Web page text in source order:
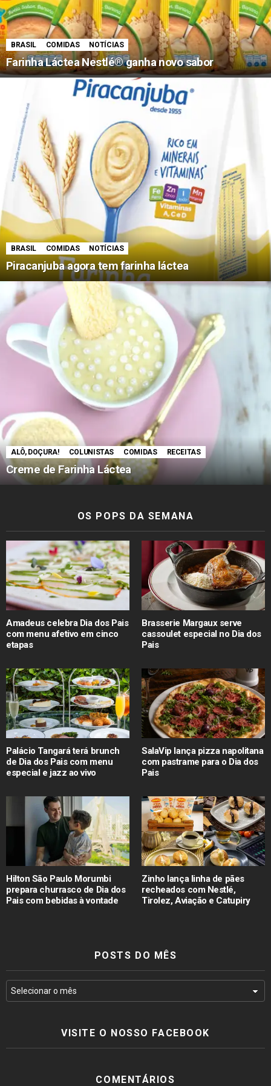
BRASIL COMIDAS NOTÍCIAS
Farinha Láctea Nestlé® ganha novo sabor
BRASIL COMIDAS NOTÍCIAS
Piracanjuba agora tem farinha láctea
ALÔ, DOÇURA! COLUNISTAS COMIDAS RECEITAS
Creme de Farinha Láctea
OS POPS DA SEMANA
Amadeus celebra Dia dos Pais
com menu afetivo em cinco
etapas
Brasserie Margaux serve
cassoulet especial no Dia dos
Pais
Palácio Tangará terá brunch
de Dia dos Pais com menu
especial e jazz ao vivo
SalaVip lança pizza napolitana
com pastrame para o Dia dos
Pais
Hilton São Paulo Morumbi
prepara churrasco de Dia dos
Pais com bebidas à vontade
Zinho lança linha de pães
recheados com Nestlé,
Tirolez, Aviação e Catupiry
POSTS DO MÊS
VISITE O NOSSO FACEBOOK
COMENTÁRIOS